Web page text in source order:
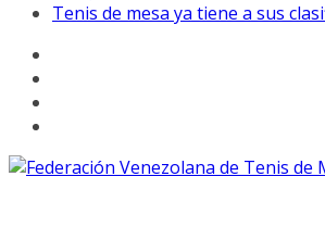
Tenis de mesa ya tiene a sus